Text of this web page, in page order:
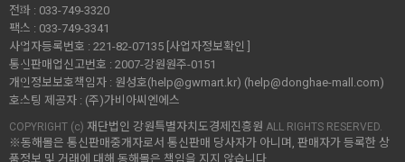
전화 : 033-749-3320
팩스 : 033-749-3341
사업자등록번호 : 221-82-07135 [사업자정보확인 ]
통신판매업신고번호 : 2007-강원원주-0151
개인정보보호책임자 : 원성호(help@gwmart.kr) (help@donghae-mall.com)
호스팅 제공자 : (주)가비아씨엔에스
COPYRIGHT (c) 재단법인 강원특별자치도경제진흥원 ALL RIGHTS RESERVED.
※동해몰은 통신판매중개자로서 통신판매 당사자가 아니며, 판매자가 등록한 상
품정보 및 거래에 대해 동해몰은 책임을 지지 않습니다.